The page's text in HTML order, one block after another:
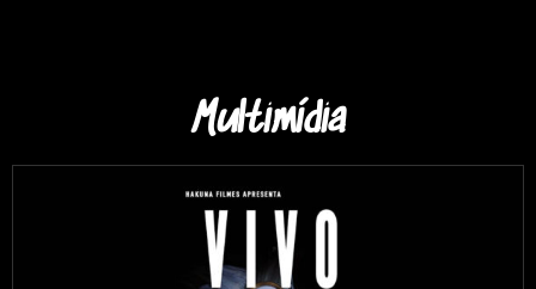
Multimídia